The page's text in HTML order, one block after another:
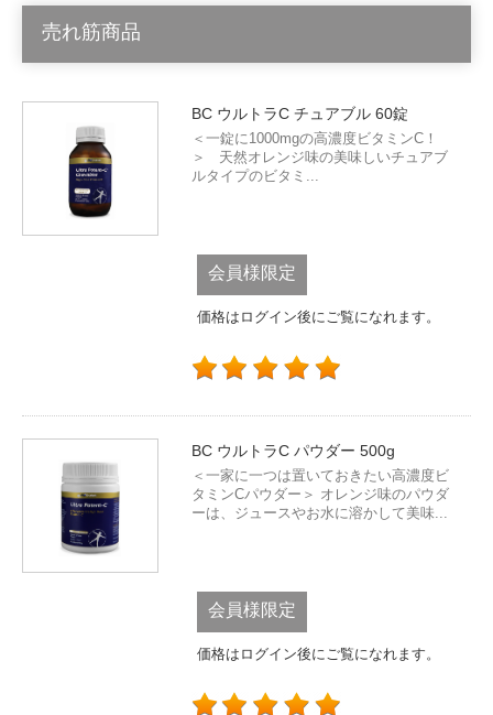
売れ筋商品
BC ウルトラC チュアブル 60錠
＜一錠に1000mgの高濃度ビタミンC！
＞ 天然オレンジ味の美味しいチュアブ
ルタイプのビタミ...
会員様限定
価格はログイン後にご覧になれます。
BC ウルトラC パウダー 500g
＜一家に一つは置いておきたい高濃度ビ
タミンCパウダー＞ オレンジ味のパウダ
ーは、ジュースやお水に溶かして美味...
会員様限定
価格はログイン後にご覧になれます。